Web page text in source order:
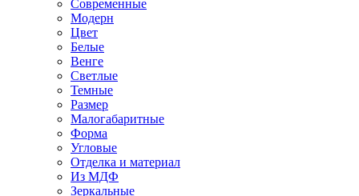
Современные
Модерн
Цвет
Белые
Венге
Светлые
Темные
Размер
Малогабаритные
Форма
Угловые
Отделка и материал
Из МДФ
Зеркальные